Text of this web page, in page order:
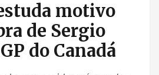
motivo
de Sergio
do Canadá